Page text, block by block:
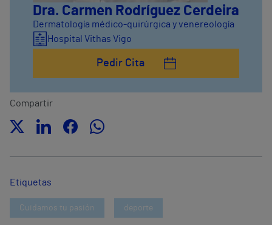
Dra. Carmen Rodríguez Cerdeira
Dermatología médico-quirúrgica y venereología
Hospital Vithas Vigo
Pedir Cita
Compartir
Etiquetas
Cuidamos tu pasión deporte